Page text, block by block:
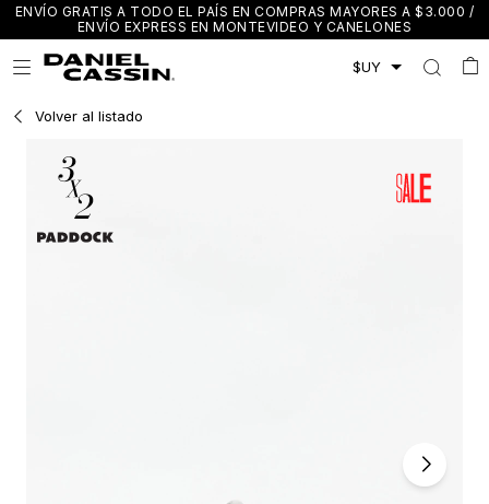
ENVÍO GRATIS A TODO EL PAÍS EN COMPRAS MAYORES A $3.000 /
ENVÍO EXPRESS EN MONTEVIDEO Y CANELONES

Volver al listado